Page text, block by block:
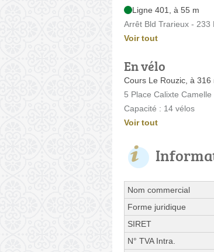
Ligne 401, à 55 m
Arrêt Bld Trarieux - 233
Voir tout
En vélo
Cours Le Rouzic, à 316
5 Place Calixte Camelle
Capacité : 14 vélos
Voir tout
Nom commercial
Forme juridique
SIRET
N° TVA Intra.